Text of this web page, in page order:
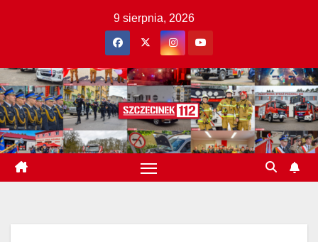
9 sierpnia, 2026